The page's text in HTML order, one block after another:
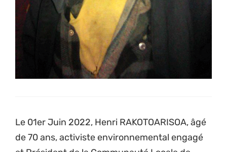
Le 01er Juin 2022, Henri RAKOTOARISOA, âgé
de 70 ans, activiste environnemental engagé